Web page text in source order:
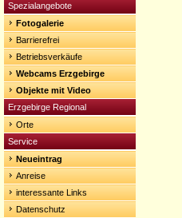
Spezialangebote
Fotogalerie
Barrierefrei
Betriebsverkäufe
Webcams Erzgebirge
Objekte mit Video
Erzgebirge Regional
Orte
Service
Neueintrag
Anreise
interessante Links
Datenschutz